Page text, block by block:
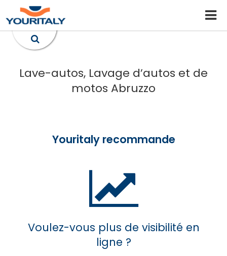
Lave-autos, Lavage d’autos et de
motos Abruzzo
Youritaly recommande
Voulez-vous plus de visibilité en
ligne ?